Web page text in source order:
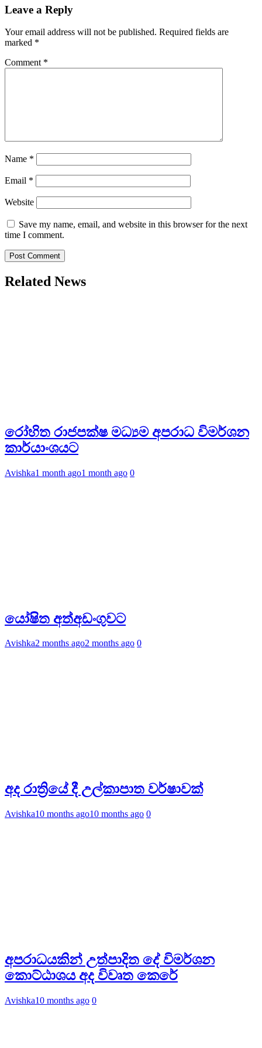
Leave a Reply
Your email address will not be published. Required fields are
marked *
Comment *
Name *
Email *
Website
Save my name, email, and website in this browser for the next
time I comment.
Related News
රෝහිත රාජපක්ෂ මධ්‍යම අපරාධ විමර්ශන
කාර්යාංශයට
Avishka1 month ago1 month ago 0
යෝෂිත අත්අඩංගුවට
Avishka2 months ago2 months ago 0
අද රාත්‍රියේ දී උල්කාපාත වර්ෂාවක්
Avishka10 months ago10 months ago 0
අපරාධයකින් උත්පාදිත දේ විමර්ශන
කොට්ඨාශය අද විවෘත කෙරේ
Avishka10 months ago 0